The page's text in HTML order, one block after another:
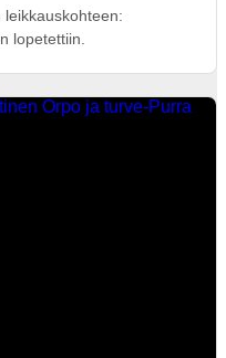
leikkauskohteen:
lopetettiin.